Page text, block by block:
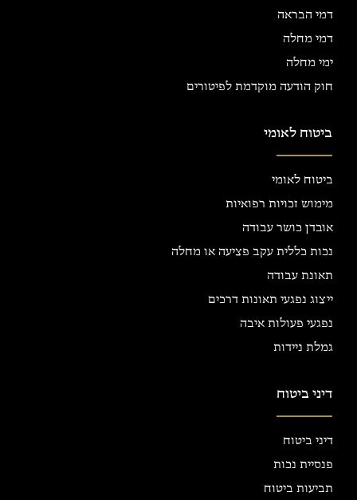
דמי הבראה
דמי מחלה
ימי מחלה
חוק הודעה מוקדמת לפיטורים
ביטוח לאומי
ביטוח לאומי
מימוש זכויות רפואיות
אובדן כושר עבודה
נכות כללית עקב פציעה או מחלה
תאונת עבודה
ייצוג נפגעי תאונות דרכים
נפגעי פעולות איבה
גמלת ניידות
דיני ביטוח
דיני ביטוח
פנסיית נכות
תביעות ביטוח